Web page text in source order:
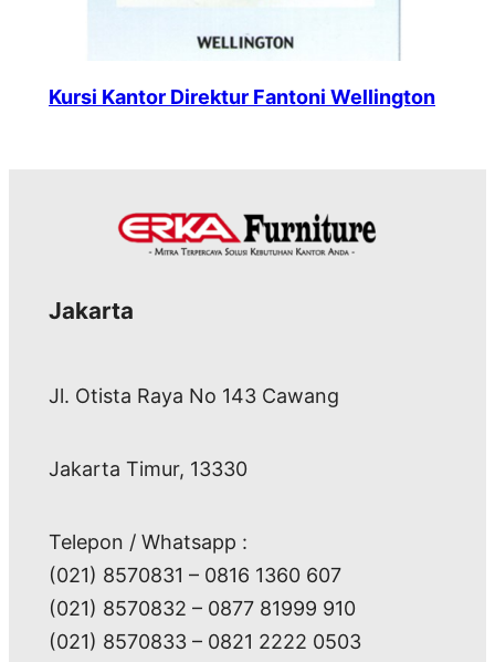
Kursi Kantor Direktur Fantoni Wellington
Jakarta
Jl. Otista Raya No 143 Cawang
Jakarta Timur, 13330
Telepon / Whatsapp :
(021) 8570831 – 0816 1360 607
(021) 8570832 – 0877 81999 910
(021) 8570833 – 0821 2222 0503